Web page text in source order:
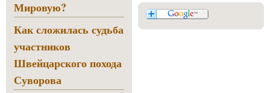
Мировую?
Как сложилась судьба
участников
Швейцарского похода
Суворова